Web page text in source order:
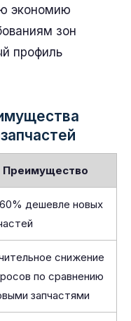
экономию
зон
профиль
Преимущество
дешевле новых
снижение
по сравнению
запчастями